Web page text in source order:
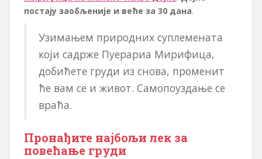
постају заобљеније и веће за 30 дана.
Узимањем природних суплемената
који садрже Пуерариа Мирифица,
добићете груди из снова, променит
ће вам се и живот. Самопоуздање се
враћа.
Пронађите најбољи лек за
повећање груди